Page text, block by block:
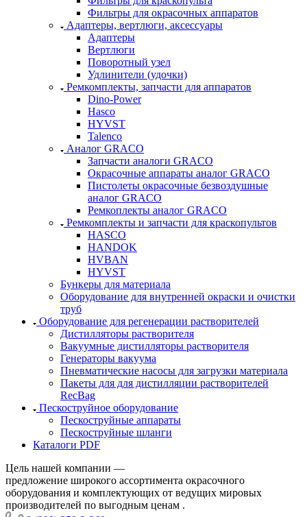
Фильтры для окрасочных аппаратов
Адаптеры, вертлюги, аксессуары
Адаптеры
Вертлюги
Поворотный узел
Удлинители (удочки)
Ремкомплекты, запчасти для аппаратов
Dino-Power
Hasco
HYVST
Talenco
Аналог GRACO
Запчасти аналоги GRACO
Окрасочные аппараты аналог GRACO
Пистолеты окрасочные безвоздушные
аналог GRACO
Ремкоплекты аналог GRACO
Ремкомплекты и запчасти для краскопультов
HASCO
HANDOK
HVBAN
HYVST
Бункеры для материала
Оборудование для внутренней окраски и очистки
труб
Оборудование для регенерации растворителей
Дистилляторы растворителя
Вакуумные дистилляторы растворителя
Генераторы вакуума
Пневматические насосы для загрузки материала
Пакеты для для дистилляции растворителей
RecBag
Пескоструйное оборудование
Пескоструйные аппараты
Пескоструйные шланги
Каталоги PDF
Цель нашей компании —
предложение широкого ассортимента окрасочного
оборудования и комплектующих от ведущих мировых
производителей по выгодным ценам .